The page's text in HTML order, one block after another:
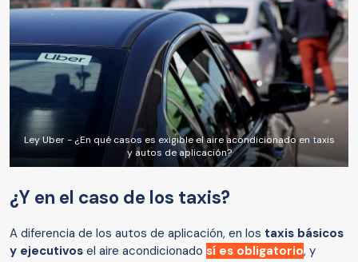
Ley Uber - ¿En qué casos es exigible el aire acondicionado en taxis
y autos de aplicación?
¿Y en el caso de los taxis?
A diferencia de los autos de aplicación, en los taxis básicos
y ejecutivos el aire acondicionado sí es obligatorio, y